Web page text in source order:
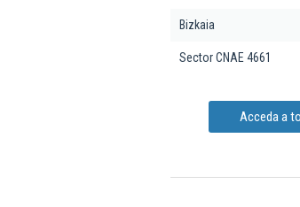
Bizkaia
Sector CNAE 4661
Acceda a